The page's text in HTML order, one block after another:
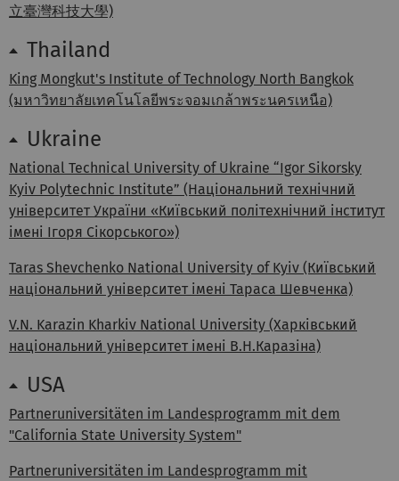
立臺灣科技大學)
Thailand
King Mongkut's Institute of Technology North Bangkok
(มหาวิทยาลัยเทคโนโลยีพระจอมเกล้าพระนครเหนือ)
Ukraine
National Technical University of Ukraine “Igor Sikorsky
Kyiv Polytechnic Institute” (Національний технічний
університет України «Київський політехнічний інститут
імені Ігоря Сікорського»)
Taras Shevchenko National University of Kyiv (Київський
національний університет імені Тараса Шевченка)
V.N. Karazin Kharkiv National University (Харківський
національний університет імені В.Н.Каразіна)
USA
Partneruniversitäten im Landesprogramm mit dem
"California State University System"
Partneruniversitäten im Landesprogramm mit